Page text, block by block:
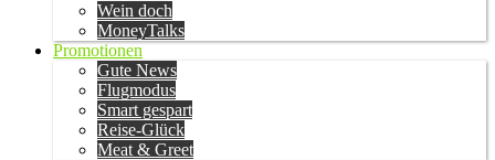
Wein doch
MoneyTalks
Promotionen
Gute News
Flugmodus
Smart gespart
Reise-Glück
Meat & Greet